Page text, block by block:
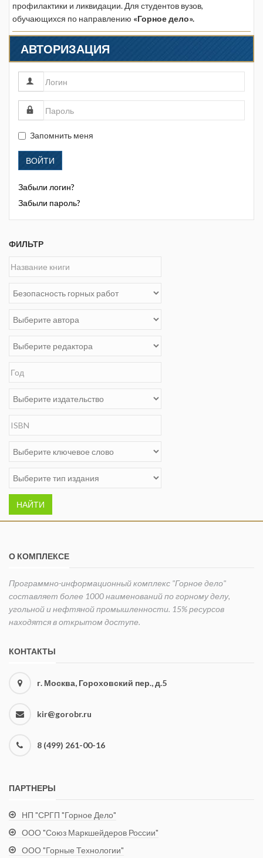
профилактики и ликвидации. Для студентов вузов,
обучающихся по направлению «Горное дело».
АВТОРИЗАЦИЯ
Запомнить меня
ВОЙТИ
Забыли логин?
Забыли пароль?
ФИЛЬТР
НАЙТИ
О КОМПЛЕКСЕ
Программно-информационный комплекс "Горное дело"
составляет более 1000 наименований по горному делу,
угольной и нефтяной промышленности. 15% ресурсов
находятся в открытом доступе.
КОНТАКТЫ
г. Москва, Гороховский пер., д.5
kir@gorobr.ru
8 (499) 261-00-16
ПАРТНЕРЫ
НП "СРГП "Горное Дело"
ООО "Союз Маркшейдеров России"
ООО "Горные Технологии"